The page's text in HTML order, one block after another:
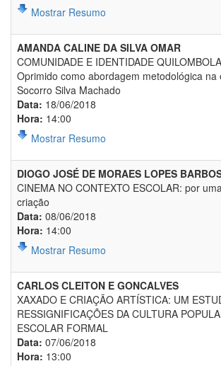
Mostrar Resumo
AMANDA CALINE DA SILVA OMAR
COMUNIDADE E IDENTIDADE
Oprimido como abordagem metodológica na
Socorro Silva Machado
Data: 18/06/2018
Hora: 14:00
Mostrar Resumo
DIOGO JOSÉ DE MORAES LOPES
CINEMA NO CONTEXTO ESCOLAR: por
criação
Data: 08/06/2018
Hora: 14:00
Mostrar Resumo
CARLOS CLEITON E GONCALVES
XAXADO E CRIAÇÃO ARTÍSTICA: UM
RESSIGNIFICAÇÕES DA CULTURA
ESCOLAR FORMAL
Data: 07/06/2018
Hora: 13:00